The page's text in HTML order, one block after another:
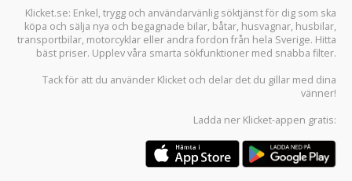
Klicket.se: Enkel, trygg och användarvänlig söktjänst för dig som ska
köpa och sälja nya och begagnade bilar, båtar, husvagnar, husbilar,
transportbilar, motorcyklar eller andra fordon från hela Sverige. Hitta
bäst priser. Upplev våra smarta sökfunktioner med snabba filter.
Tack för att du använder Klicket och delar det du gillar med dina
vänner!
Ladda ner Klicket-appen gratis: